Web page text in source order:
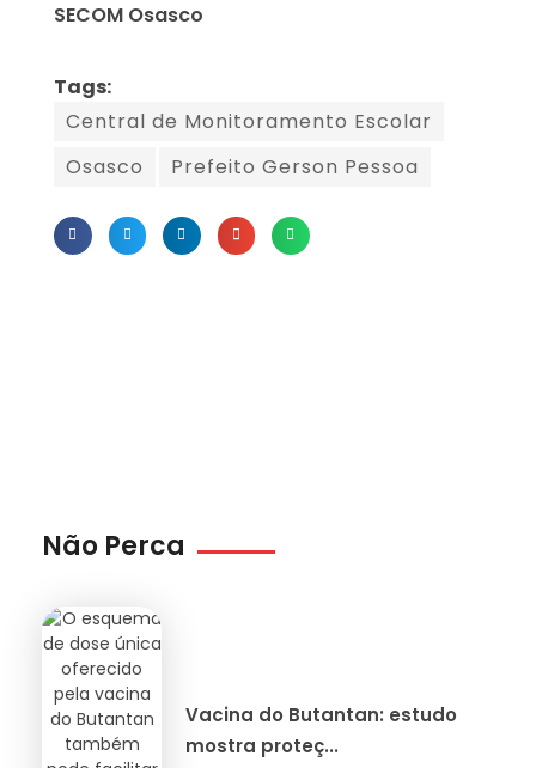
SECOM Osasco
Tags:
Central de Monitoramento Escolar
Osasco
Prefeito Gerson Pessoa
Não Perca
Vacina do Butantan: estudo
mostra proteç...